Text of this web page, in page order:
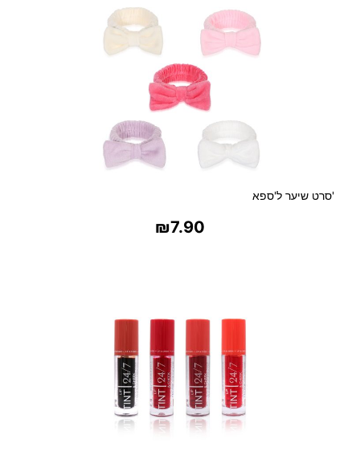
מ
י
'סרט שיער ל'ספא
₪7.90